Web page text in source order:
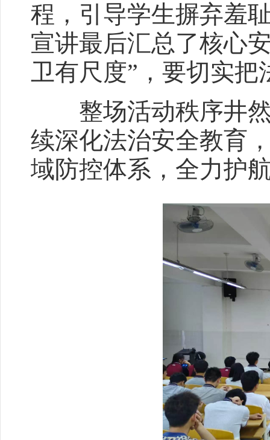
程，引导学生摒弃羞
宣讲最后汇总了核心
卫有尺度”，要切实
整场活动秩序井然
续深化法治安全教育
域防控体系，全力护